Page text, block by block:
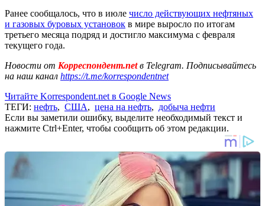
Ранее сообщалось, что в июле число действующих нефтяных
и газовых буровых установок в мире выросло по итогам
третьего месяца подряд и достигло максимума с февраля
текущего года.
Новости от Корреспондент.netв Telegram. Подписывайтесь
на наш канал https://t.me/korrespondentnet
Читайте Korrespondent.net в Google News
ТЕГИ: нефть, США, цена на нефть, добыча нефти
Если вы заметили ошибку, выделите необходимый текст и
нажмите Ctrl+Enter, чтобы сообщить об этом редакции.